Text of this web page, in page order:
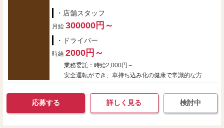
・店舗スタッフ
月給 300000円～
・ドライバー
時給 2000円～
業務委託：時給2,000円～
安全運転ができ、車持ち込み化の健康で常識的な方
応募する 詳しく見る 検討中